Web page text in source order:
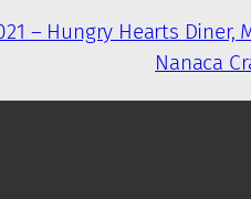
– Hungry Hearts Diner,
Nanaca